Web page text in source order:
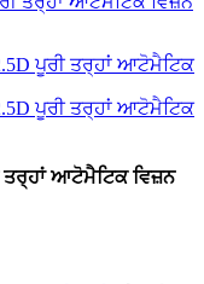
ਤਰ੍ਹਾਂ ਆਟੋਮੈਟਿਕ ਵਿਜ਼ਨ